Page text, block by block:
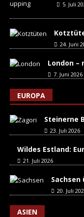
5. Juli
24. Juni
London –
7. Juni 2026
EUROPA
Steinerne
23. Juli 2026
Wildes Estland:
21. Juli 2026
Sachsen
20. Juli
ASIEN